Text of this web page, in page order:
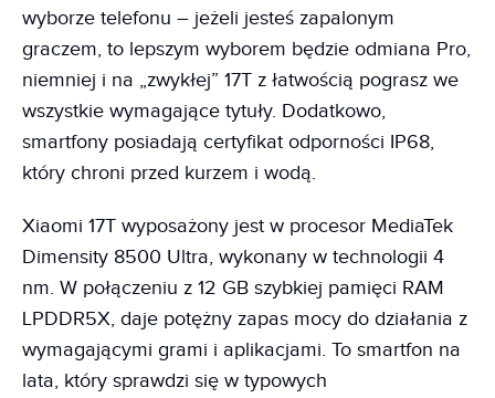
wyborze telefonu – jeżeli jesteś zapalonym
graczem, to lepszym wyborem będzie odmiana Pro,
niemniej i na „zwykłej” 17T z łatwością pograsz we
wszystkie wymagające tytuły. Dodatkowo,
smartfony posiadają certyfikat odporności IP68,
który chroni przed kurzem i wodą.
Xiaomi 17T wyposażony jest w procesor MediaTek
Dimensity 8500 Ultra, wykonany w technologii 4
nm. W połączeniu z 12 GB szybkiej pamięci RAM
LPDDR5X, daje potężny zapas mocy do działania z
wymagającymi grami i aplikacjami. To smartfon na
lata, który sprawdzi się w typowych